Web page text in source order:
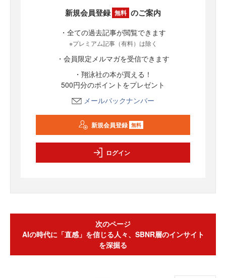
新規会員登録 無料 のご案内
・全ての過去記事が閲覧できます
※プレミアム記事（有料）は除く
・会員限定メルマガを受信できます
・翔泳社の本が買える！
500円分のポイントをプレゼント
メールバックナンバー
新規会員登録 無料
ログイン
次のページ
AIの時代に「直感」を信じる人々、SBNR層のインサイト
を深掘る